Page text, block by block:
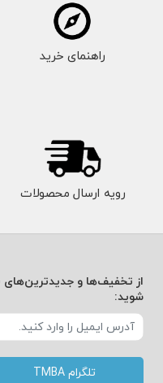
راهنمای خرید
رویه ارسال محصولات
از تخفیف‌ها و جدیدترین‌های
شوید:
تلگرام TMBA